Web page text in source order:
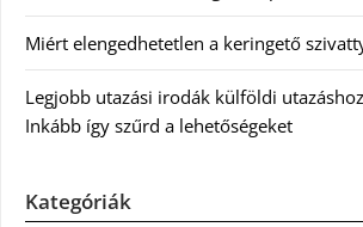
Miért elengedhetetlen a keringető
Legjobb utazási irodák külföldi
Inkább így szűrd a lehetőségeket
Kategóriák